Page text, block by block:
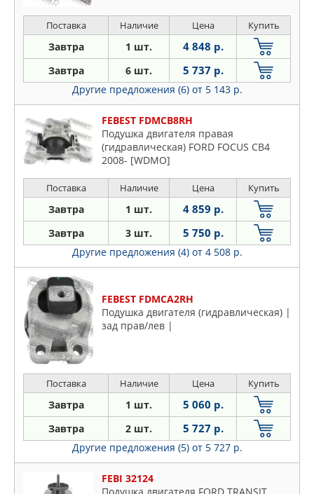
Поставка Наличие Цена Купить
Завтра 1 шт. 4 848 р.
Завтра 6 шт. 5 737 р.
Другие предложения (6) от 5 143 р.
FEBEST FDMCB8RH
Подушка двигателя правая
(гидравлическая) FORD FOCUS CB4
2008- [WDMO]
Поставка Наличие Цена Купить
Завтра 1 шт. 4 859 р.
Завтра 3 шт. 5 750 р.
Другие предложения (4) от 4 508 р.
FEBEST FDMCA2RH
Подушка двигателя (гидравлическая) |
зад прав/лев |
Поставка Наличие Цена Купить
Завтра 1 шт. 5 060 р.
Завтра 2 шт. 5 727 р.
Другие предложения (5) от 5 727 р.
FEBI 32124